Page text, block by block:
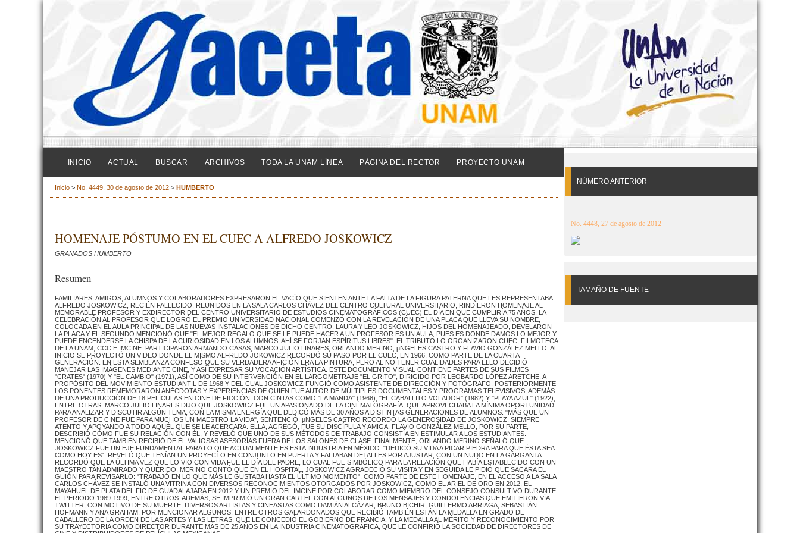
NÚMERO ANTERIOR
No. 4448, 27 de agosto de 2012
TAMAÑO DE FUENTE
INICIO ACTUAL BUSCAR ARCHIVOS TODA LA UNAM LÍNEA PÁGINA DEL RECTOR PROYECTO UNAM
Inicio > No. 4449, 30 de agosto de 2012 > HUMBERTO
HOMENAJE PÓSTUMO EN EL CUEC A ALFREDO JOSKOWICZ
GRANADOS HUMBERTO
Resumen
FAMILIARES, AMIGOS, ALUMNOS Y COLABORADORES EXPRESARON EL VACÍO QUE SIENTEN ANTE LA FALTA DE LA FIGURA PATERNA QUE LES REPRESENTABA
ALFREDO JOSKOWICZ, RECIÉN FALLECIDO. REUNIDOS EN LA SALA CARLOS CHÁVEZ DEL CENTRO CULTURAL UNIVERSITARIO, RINDIERON HOMENAJE AL
MEMORABLE PROFESOR Y EXDIRECTOR DEL CENTRO UNIVERSITARIO DE ESTUDIOS CINEMATOGRÁFICOS (CUEC) EL DÍA EN QUE CUMPLIRÍA 75 AÑOS. LA
CELEBRACIÓN AL PROFESOR QUE LOGRÓ EL PREMIO UNIVERSIDAD NACIONAL COMENZÓ CON LA REVELACIÓN DE UNA PLACA QUE LLEVA SU NOMBRE,
COLOCADA EN EL AULA PRINCIPAL DE LAS NUEVAS INSTALACIONES DE DICHO CENTRO. LAURA Y LEO JOSKOWICZ, HIJOS DEL HOMENAJEADO, DEVELARON
LA PLACA Y EL SEGUNDO MENCIONÓ QUE "EL MEJOR REGALO QUE SE LE PUEDE HACER A UN PROFESOR ES UN AULA, PUES ES DONDE DAMOS LO MEJOR Y
PUEDE ENCENDERSE LA CHISPA DE LA CURIOSIDAD EN LOS ALUMNOS; AHÍ SE FORJAN ESPÍRITUS LIBRES". EL TRIBUTO LO ORGANIZARON CUEC, FILMOTECA
DE LA UNAM, CCC E IMCINE. PARTICIPARON ARMANDO CASAS, MARCO JULIO LINARES, ORLANDO MERINO, µNGELES CASTRO Y FLAVIO GONZÁLEZ MELLO. AL
INICIO SE PROYECTÓ UN VIDEO DONDE EL MISMO ALFREDO JOKOWICZ RECORDÓ SU PASO POR EL CUEC, EN 1966, COMO PARTE DE LA CUARTA
GENERACIÓN. EN ESTA SEMBLANZA CONFESÓ QUE SU VERDADERA AFICIÓN ERA LA PINTURA, PERO AL NO TENER CUALIDADES PARA ELLO DECIDIÓ
MANEJAR LAS IMÁGENES MEDIANTE CINE, Y ASÍ EXPRESAR SU VOCACIÓN ARTÍSTICA. ESTE DOCUMENTO VISUAL CONTIENE PARTES DE SUS FILMES
"CRATES" (1970) Y "EL CAMBIO" (1971), ASÍ COMO DE SU INTERVENCIÓN EN EL LARGOMETRAJE "EL GRITO", DIRIGIDO POR LEOBARDO LÓPEZ ARETCHE, A
PROPÓSITO DEL MOVIMIENTO ESTUDIANTIL DE 1968 Y DEL CUAL JOSKOWICZ FUNGIÓ COMO ASISTENTE DE DIRECCIÓN Y FOTÓGRAFO. POSTERIORMENTE
LOS PONENTES REMEMORARON ANÉCDOTAS Y EXPERIENCIAS DE QUIEN FUE AUTOR DE MÚLTIPLES DOCUMENTALES Y PROGRAMAS TELEVISIVOS, ADEMÁS
DE UNA PRODUCCIÓN DE 18 PELÍCULAS EN CINE DE FICCIÓN, CON CINTAS COMO "LA MANDA" (1968), "EL CABALLITO VOLADOR" (1982) Y "PLAYA AZUL" (1922),
ENTRE OTRAS. MARCO JULIO LINARES DIJO QUE JOSKOWICZ FUE UN APASIONADO DE LA CINEMATOGRAFÍA, QUE APROVECHABA LA MÍNIMA OPORTUNIDAD
PARA ANALIZAR Y DISCUTIR ALGÚN TEMA, CON LA MISMA ENERGÍA QUE DEDICÓ MÁS DE 30 AÑOS A DISTINTAS GENERACIONES DE ALUMNOS. "MÁS QUE UN
PROFESOR DE CINE FUE PARA MUCHOS UN MAESTRO LA VIDA", SENTENCIÓ. µNGELES CASTRO RECORDÓ LA GENEROSIDAD DE JOSKOWICZ, SIEMPRE
ATENTO Y APOYANDO A TODO AQUÉL QUE SE LE ACERCARA. ELLA, AGREGÓ, FUE SU DISCÍPULA Y AMIGA. FLAVIO GONZÁLEZ MELLO, POR SU PARTE,
DESCRIBIÓ CÓMO FUE SU RELACIÓN CON ÉL, Y REVELÓ QUE UNO DE SUS MÉTODOS DE TRABAJO CONSISTÍA EN ESTIMULAR A LOS ESTUDIANTES.
MENCIONÓ QUE TAMBIÉN RECIBIÓ DE ÉL VALIOSAS ASESORÍAS FUERA DE LOS SALONES DE CLASE. FINALMENTE, ORLANDO MERINO SEÑALÓ QUE
JOSKOWICZ FUE UN EJE FUNDAMENTAL PARA LO QUE ACTUALMENTE ES ESTA INDUSTRIA EN MÉXICO. "DEDICÓ SU VIDA A PICAR PIEDRA PARA QUE ÉSTA SEA
COMO HOY ES". REVELÓ QUE TENÍAN UN PROYECTO EN CONJUNTO EN PUERTA Y FALTABAN DETALLES POR AJUSTAR; CON UN NUDO EN LA GARGANTA
RECORDÓ QUE LA ÚLTIMA VEZ QUE LO VIO CON VIDA FUE EL DÍA DEL PADRE, LO CUAL FUE SIMBÓLICO PARA LA RELACIÓN QUE HABÍA ESTABLECIDO CON UN
MAESTRO TAN ADMIRADO Y QUERIDO. MERINO CONTÓ QUE EN EL HOSPITAL, JOSKOWICZ AGRADECIÓ SU VISITA Y EN SEGUIDA LE PIDIÓ QUE SACARA EL
GUIÓN PARA REVISARLO: "TRABAJÓ EN LO QUE MÁS LE GUSTABA HASTA EL ÚLTIMO MOMENTO". COMO PARTE DE ESTE HOMENAJE, EN EL ACCESO A LA SALA
CARLOS CHÁVEZ SE INSTALÓ UNA VITRINA CON DIVERSOS RECONOCIMIENTOS OTORGADOS POR JOSKOWICZ, COMO EL ARIEL DE ORO EN 2012, EL
MAYAHUEL DE PLATA DEL FIC DE GUADALAJARA EN 2012 Y UN PREMIO DEL IMCINE POR COLABORAR COMO MIEMBRO DEL CONSEJO CONSULTIVO DURANTE
EL PERIODO 1989-1999, ENTRE OTROS. ADEMÁS, SE IMPRIMIÓ UN GRAN CARTEL CON ALGUNOS DE LOS MENSAJES Y CONDOLENCIAS QUE EMITIERON VÍA
TWITTER, CON MOTIVO DE SU MUERTE, DIVERSOS ARTISTAS Y CINEASTAS COMO DAMIÁN ALCÁZAR, BRUNO BICHIR, GUILLERMO ARRIAGA, SEBASTIÁN
HOFMANN Y ANA GRAHAM, POR MENCIONAR ALGUNOS. ENTRE OTROS GALARDONADOS QUE RECIBIÓ TAMBIÉN ESTÁN LA MEDALLA EN GRADO DE
CABALLERO DE LA ORDEN DE LAS ARTES Y LAS LETRAS, QUE LE CONCEDIÓ EL GOBIERNO DE FRANCIA, Y LA MEDALLA AL MÉRITO Y RECONOCIMIENTO POR
SU TRAYECTORIA COMO DIRECTOR DURANTE MÁS DE 25 AÑOS EN LA INDUSTRIA CINEMATOGRÁFICA, QUE LE CONFIRIÓ LA SOCIEDAD DE DIRECTORES DE